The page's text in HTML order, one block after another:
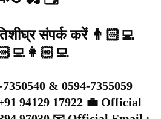
संपर्क करें 👨🏻‍💻
& 0594-7355059
94129 17922 💼 Official